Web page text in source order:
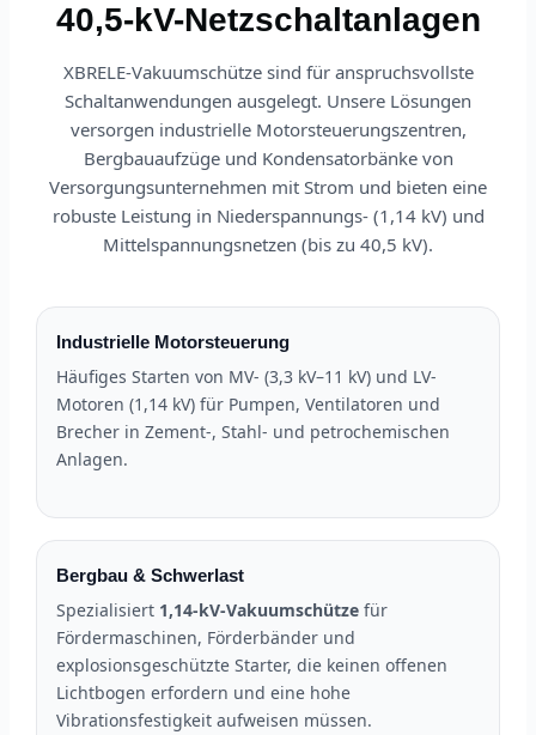
40,5-kV-Netzschaltanlagen
XBRELE-Vakuumschütze sind für anspruchsvollste
Schaltanwendungen ausgelegt. Unsere Lösungen
versorgen industrielle Motorsteuerungszentren,
Bergbauaufzüge und Kondensatorbänke von
Versorgungsunternehmen mit Strom und bieten eine
robuste Leistung in Niederspannungs- (1,14 kV) und
Mittelspannungsnetzen (bis zu 40,5 kV).
Industrielle Motorsteuerung
Häufiges Starten von MV- (3,3 kV–11 kV) und LV-
Motoren (1,14 kV) für Pumpen, Ventilatoren und
Brecher in Zement-, Stahl- und petrochemischen
Anlagen.
Bergbau & Schwerlast
Spezialisiert 1,14-kV-Vakuumschütze für
Fördermaschinen, Förderbänder und
explosionsgeschützte Starter, die keinen offenen
Lichtbogen erfordern und eine hohe
Vibrationsfestigkeit aufweisen müssen.